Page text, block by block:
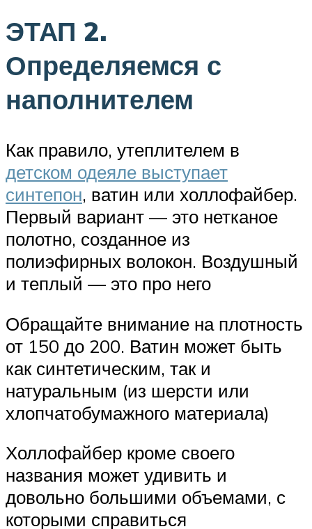
ЭТАП 2.
Определяемся с
наполнителем
Как правило, утеплителем в
детском одеяле выступает
синтепон, ватин или холлофайбер.
Первый вариант — это нетканое
полотно, созданное из
полиэфирных волокон. Воздушный
и теплый — это про него
Обращайте внимание на плотность
от 150 до 200. Ватин может быть
как синтетическим, так и
натуральным (из шерсти или
хлопчатобумажного материала)
Холлофайбер кроме своего
названия может удивить и
довольно большими объемами, с
которыми справиться